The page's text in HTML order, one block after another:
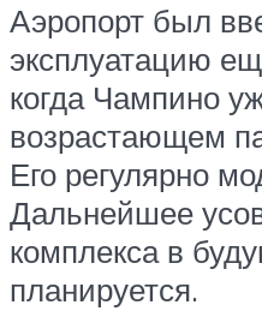
Аэропорт был
эксплуатацию
когда Чампино
возрастающем
Его регулярно
Дальнейшее
комплекса в
планируется.